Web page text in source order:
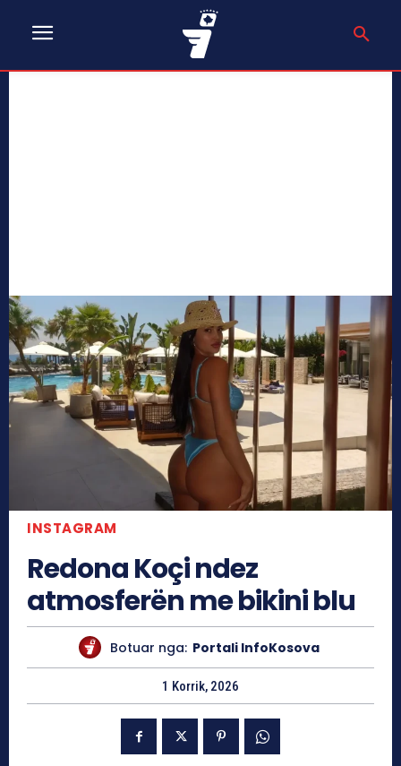
INSTAGRAM
Redona Koçi ndez
atmosferën me bikini blu
Botuar nga: Portali InfoKosova
1 Korrik, 2026